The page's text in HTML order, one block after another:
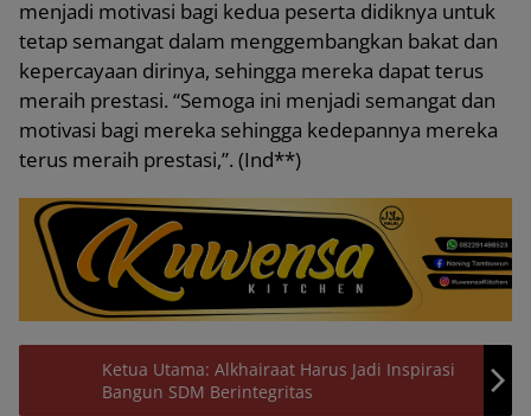
menjadi motivasi bagi kedua peserta didiknya untuk
tetap semangat dalam menggembangkan bakat dan
kepercayaan dirinya, sehingga mereka dapat terus
meraih prestasi. “Semoga ini menjadi semangat dan
motivasi bagi mereka sehingga kedepannya mereka
terus meraih prestasi,”. (Ind**)
Ketua Utama: Alkhairaat Harus Jadi Inspirasi
Bangun SDM Berintegritas